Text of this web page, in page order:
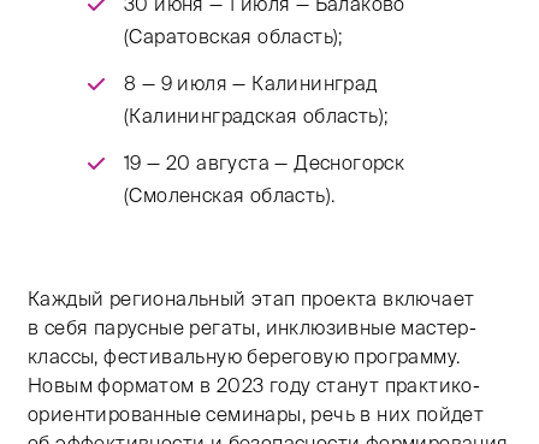
(Саратовская область);
8 — 9 июля — Калининград
(Калининградская область);
19 — 20 августа — Десногорск
(Смоленская область).
Каждый региональный этап проекта включает
в себя парусные регаты, инклюзивные мастер-
классы, фестивальную береговую программу.
Новым форматом в 2023 году станут практико-
ориентированные семинары, речь в них пойдет